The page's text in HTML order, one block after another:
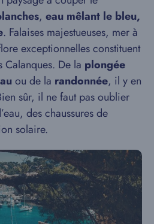
, eau mêlant le bleu,
. Falaises majestueuses, mer à
exceptionnelles constituent
Calanques. De la plongée
ou de la randonnée, il y en
sûr, il ne faut pas oublier
des chaussures de
solaire.